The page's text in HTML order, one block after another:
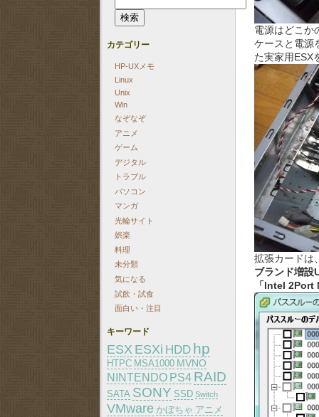
電源はどこか
ケースと電源
た実家用ESX
拡張カードは
ブランド増設
「Intel 2Port
索:
カテゴリー
HP-UXメモ
Linux
Unix
Win
なぞなぞ
アニメ
ゲーム
デジタル
トラブル
パソコン
マンガ
光輪サイト
娯楽
料理
未分類
気になる
試飲・試食
面白い・注目
キーワード
ESX ESXi HDD hp
HTPC MSA1000 MVNO
NINTENDO PS4 RAID
SATA SONY SSD Switch
VMware かぼちゃ アニメ